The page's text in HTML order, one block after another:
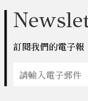
訂閱我們的電子